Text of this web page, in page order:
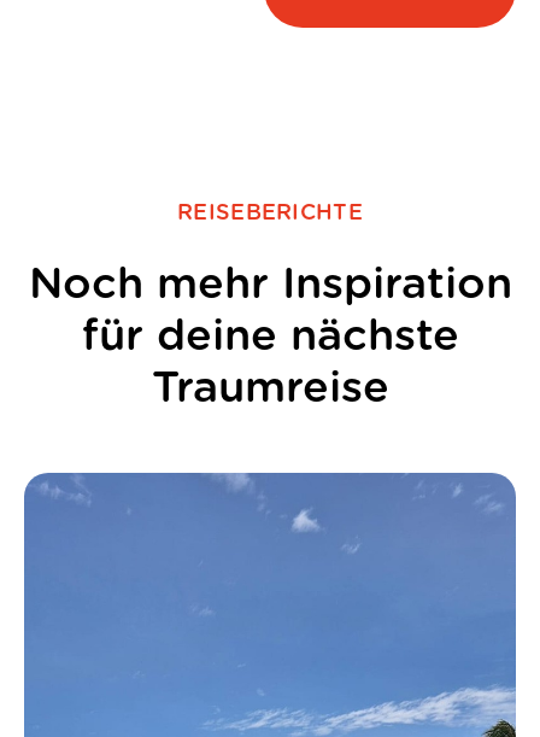
REISEBERICHTE
Noch mehr Inspiration
für deine nächste
Traumreise